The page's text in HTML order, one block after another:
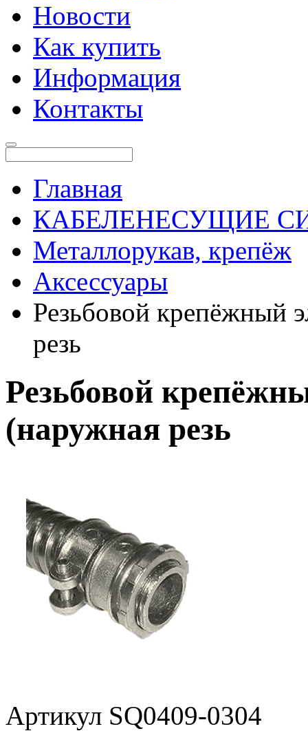
Новости
Как купить
Информация
Контакты
Главная
КАБЕЛЕНЕСУЩИЕ
Металлорукав, крепёж
Аксессуары
Резьбовой крепёжный
резь
Резьбовой
(наружная резь
Артикул SQ0409-0304